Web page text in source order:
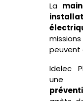
La
peuvent
Idelec